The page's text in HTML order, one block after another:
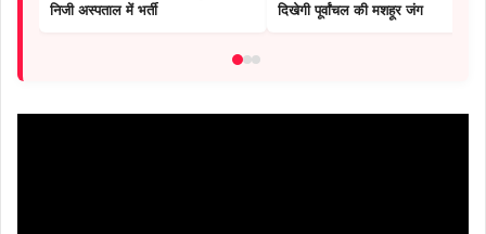
निजी अस्पताल में भर्ती
दिखेगी पूर्वांचल की मशहूर जंग